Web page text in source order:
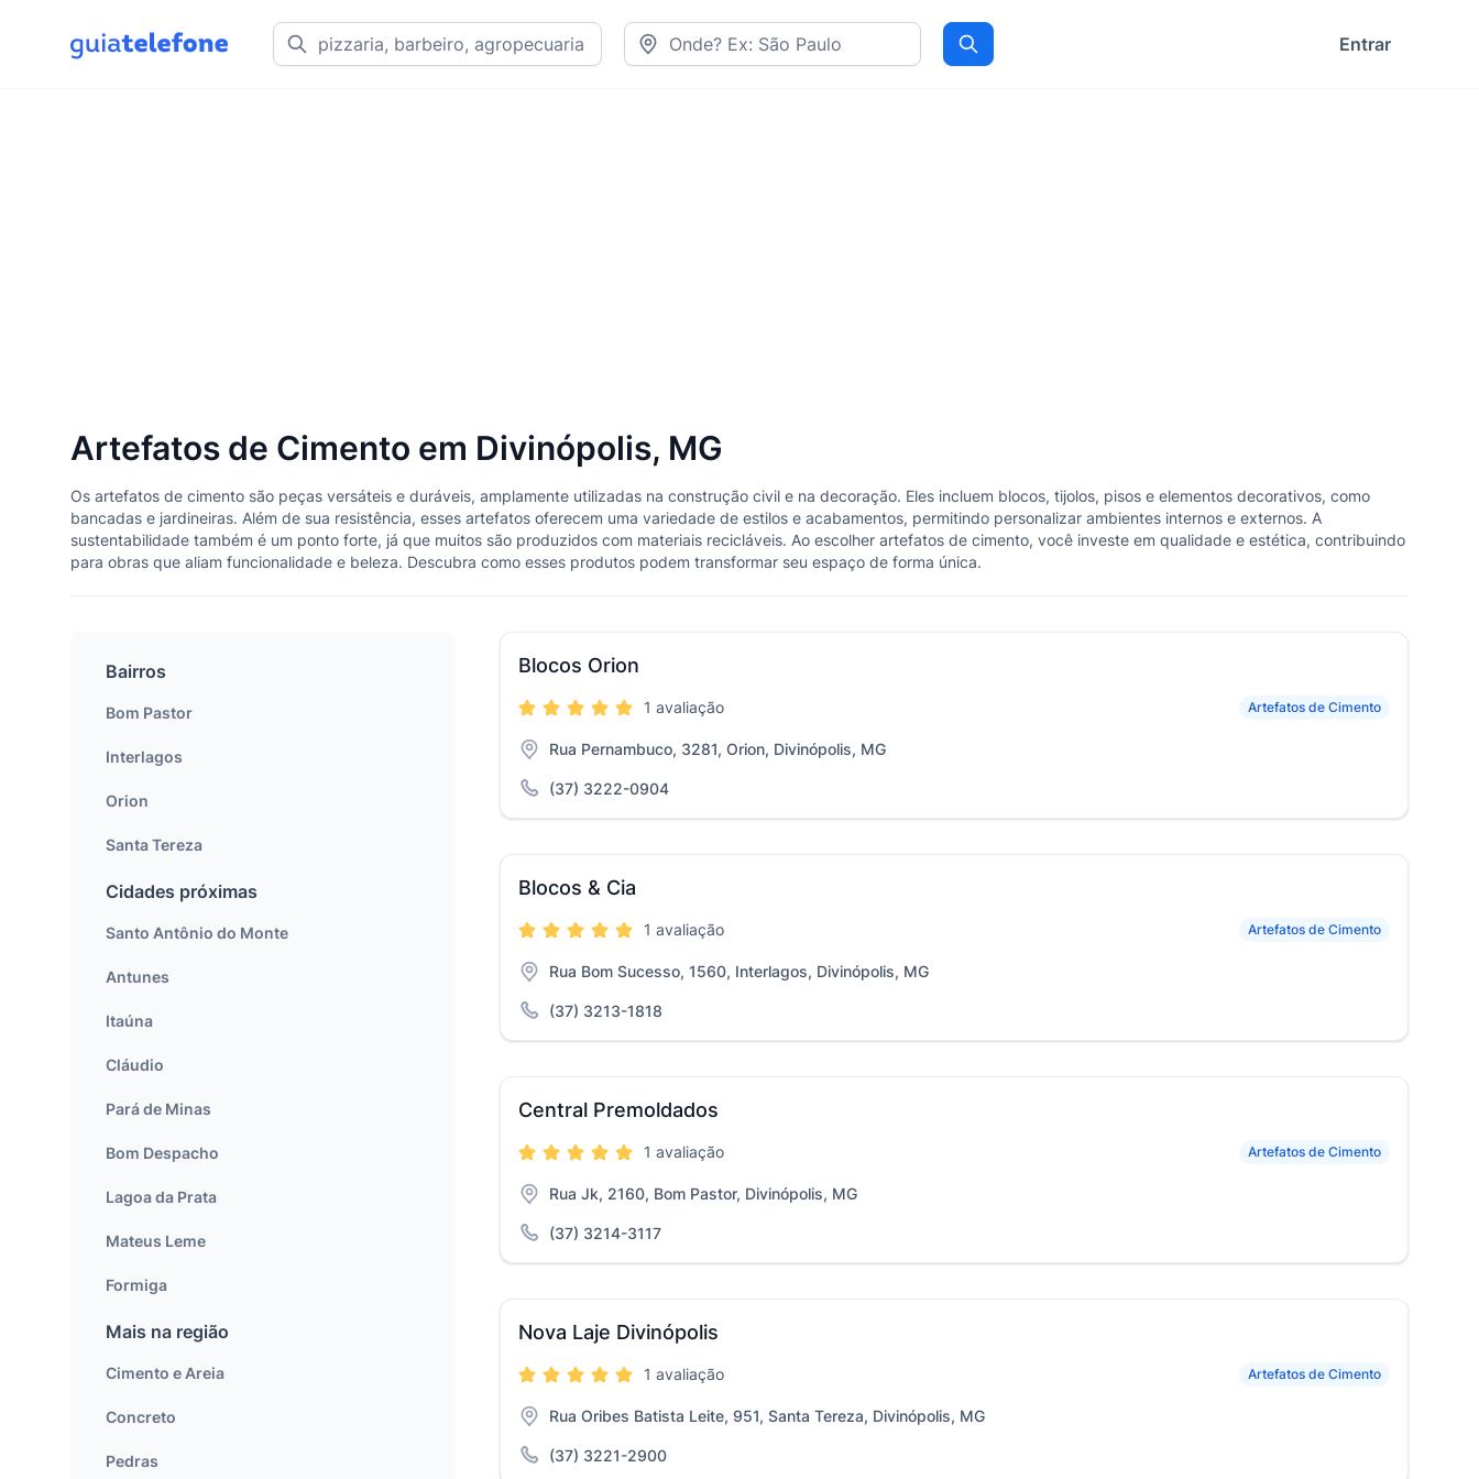
Procurar Entrar
Artefatos de Cimento em Divinópolis, MG
Os artefatos de cimento são peças versáteis e duráveis, amplamente utilizadas na construção civil e na decoração. Eles incluem blocos, tijolos, pisos e elementos decorativos, como
bancadas e jardineiras. Além de sua resistência, esses artefatos oferecem uma variedade de estilos e acabamentos, permitindo personalizar ambientes internos e externos. A
sustentabilidade também é um ponto forte, já que muitos são produzidos com materiais recicláveis. Ao escolher artefatos de cimento, você investe em qualidade e estética, contribuindo
para obras que aliam funcionalidade e beleza. Descubra como esses produtos podem transformar seu espaço de forma única.
Blocos Orion
Artefatos de Cimento
1 avaliação
Rua Pernambuco, 3281, Orion, Divinópolis, MG
(37) 3222-0904
Blocos & Cia
Artefatos de Cimento
1 avaliação
Rua Bom Sucesso, 1560, Interlagos, Divinópolis, MG
(37) 3213-1818
Central Premoldados
Artefatos de Cimento
1 avaliação
Rua Jk, 2160, Bom Pastor, Divinópolis, MG
(37) 3214-3117
Nova Laje Divinópolis
Artefatos de Cimento
1 avaliação
Rua Oribes Batista Leite, 951, Santa Tereza, Divinópolis, MG
(37) 3221-2900
Bairros
Bom Pastor
Interlagos
Orion
Santa Tereza
Cidades próximas
Santo Antônio do Monte
Antunes
Itaúna
Cláudio
Pará de Minas
Bom Despacho
Lagoa da Prata
Mateus Leme
Formiga
Mais na região
Cimento e Areia
Concreto
Pedras